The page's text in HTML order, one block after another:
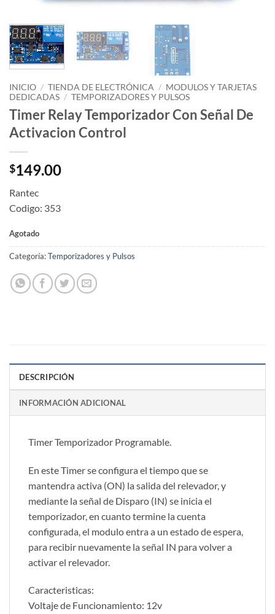
INICIO / TIENDA DE ELECTRÓNICA / MODULOS Y TARJETAS
DEDICADAS / TEMPORIZADORES Y PULSOS
Timer Relay Temporizador Con Señal De
Activacion Control
$149.00
Rantec
Codigo: 353
Agotado
Categoría:Temporizadores y Pulsos
DESCRIPCIÓN
INFORMACIÓN ADICIONAL
Timer Temporizador Programable.
En este Timer se configura el tiempo que se
mantendra activa (ON) la salida del relevador, y
mediante la señal de Disparo (IN) se inicia el
temporizador, en cuanto termine la cuenta
configurada, el modulo entra a un estado de espera,
para recibir nuevamente la señal IN para volver a
activar el relevador.
Caracteristicas:
Voltaje de Funcionamiento: 12v